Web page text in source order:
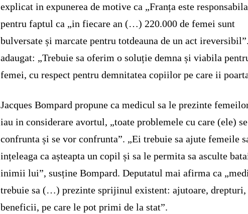
explicat in expunerea de motive ca „Franța este
pentru faptul ca „in fiecare an (…) 220.000 de femei sunt
bulversate și marcate pentru totdeauna de un act
adaugat: „Trebuie sa oferim o soluție demna și viabila
femei, cu respect pentru demnitatea copiilor pe care ii
Jacques Bompard propune ca medicul sa le prezinte
iau in considerare avortul, „toate problemele cu care (ele) se
confrunta și se vor confrunta”. „Ei trebuie sa ajute femeile
ințeleaga ca așteapta un copil și sa le permita sa asculte
inimii lui”, susține Bompard. Deputatul mai afirma ca
trebuie sa (…) prezinte sprijinul existent: ajutoare, drepturi,
beneficii, pe care le pot primi de la stat”.